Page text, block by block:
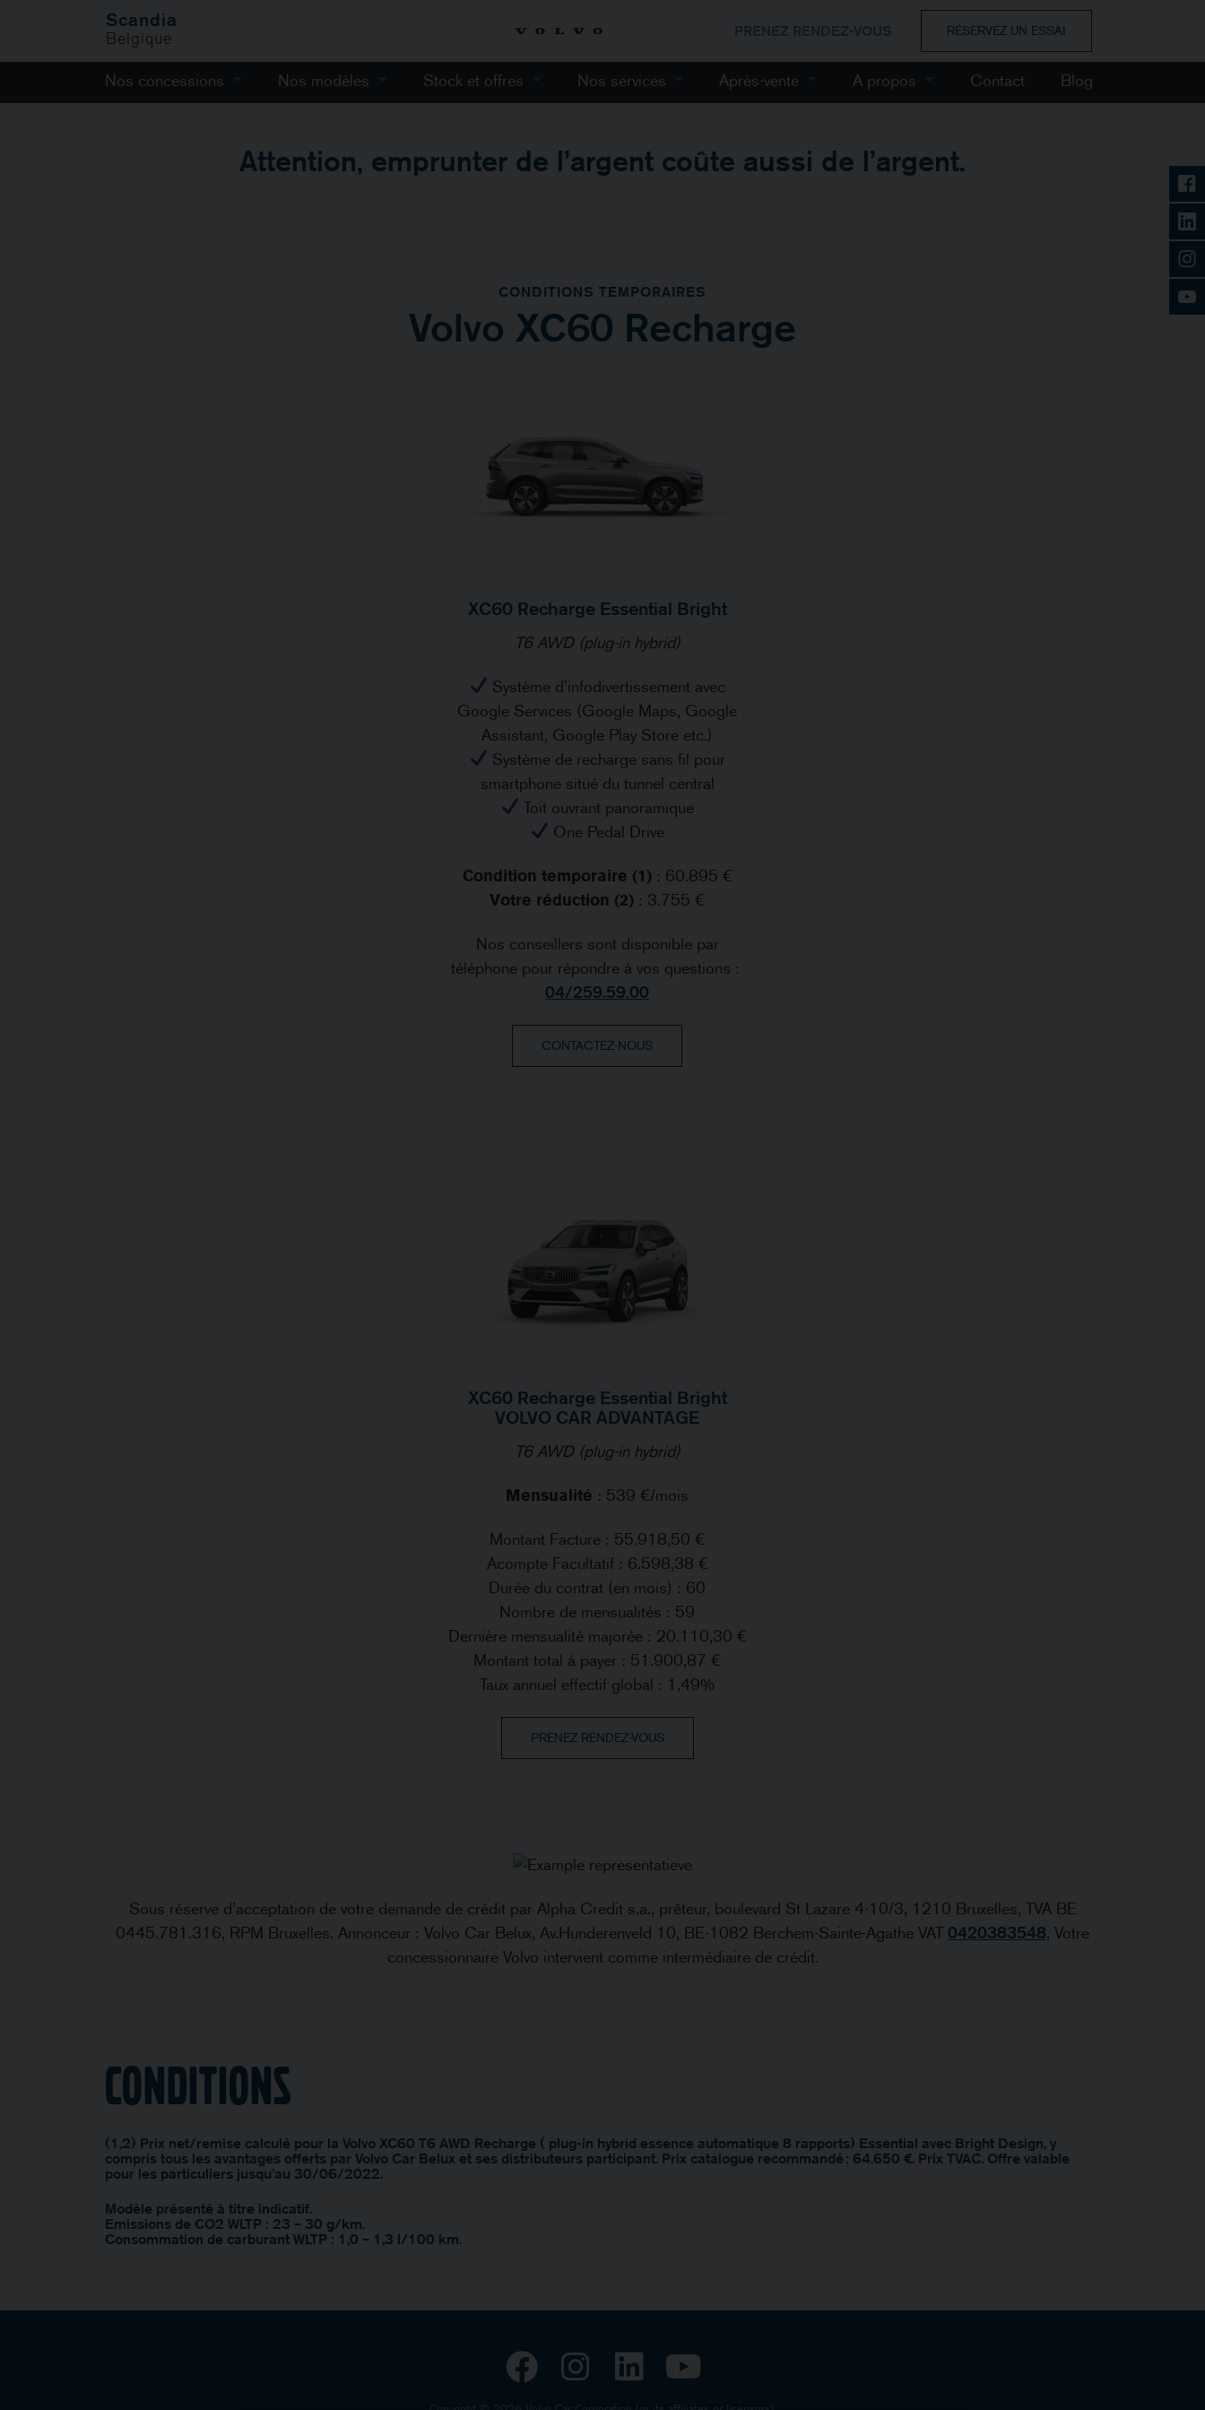
Scandia
Belgique PRENEZ RENDEZ-VOUS RÉSERVEZ UN ESSAI
Nos concessions Nos modèles Stock et offres Nos services Après-vente A propos Contact Blog
Attention, emprunter de l’argent coûte aussi de l’argent.
CONDITIONS TEMPORAIRES
Volvo XC60 Recharge
XC60 Recharge Essential Bright
T6 AWD (plug-in hybrid)
Système d’infodivertissement avec
Google Services (Google Maps, Google
Assistant, Google Play Store etc.)
Système de recharge sans fil pour
smartphone situé du tunnel central
Toit ouvrant panoramique
One Pedal Drive
Condition temporaire (1) : 60.895 €
Votre réduction (2) : 3.755 €
Nos conseillers sont disponible par
téléphone pour répondre à vos questions :
04/259.59.00
CONTACTEZ-NOUS
XC60 Recharge Essential Bright
VOLVO CAR ADVANTAGE
T6 AWD (plug-in hybrid)
Mensualité : 539 €/mois
Montant Facture : 55.918,50 €
Acompte Facultatif : 6.598,38 €
Durée du contrat (en mois) : 60
Nombre de mensualités : 59
Dernière mensualité majorée : 20.110,30 €
Montant total à payer : 51.900,87 €
Taux annuel effectif global : 1,49%
PRENEZ RENDEZ-VOUS
Sous réserve d’acceptation de votre demande de crédit par Alpha Credit s.a., prêteur, boulevard St Lazare 4-10/3, 1210 Bruxelles, TVA BE
0445.781.316, RPM Bruxelles. Annonceur : Volvo Car Belux, Av.Hunderenveld 10, BE-1082 Berchem-Sainte-Agathe VAT 0420383548, Votre
concessionnaire Volvo intervient comme intermédiaire de crédit.
Conditions
(1,2) Prix net/remise calculé pour la Volvo XC60 T6 AWD Recharge ( plug-in hybrid essence automatique 8 rapports) Essential avec Bright Design, y
compris tous les avantages offerts par Volvo Car Belux et ses distributeurs participant. Prix catalogue recommandé : 64.650 €. Prix TVAC. Offre valable
pour les particuliers jusqu’au 30/06/2022.
Modèle présenté à titre indicatif.
Emissions de CO2 WLTP : 23 – 30 g/km.
Consommation de carburant WLTP : 1,0 – 1,3 l/100 km.